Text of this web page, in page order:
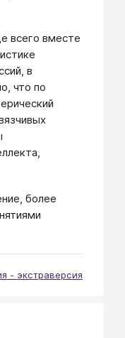
всего вместе
в
что по
более
- экстраверсия